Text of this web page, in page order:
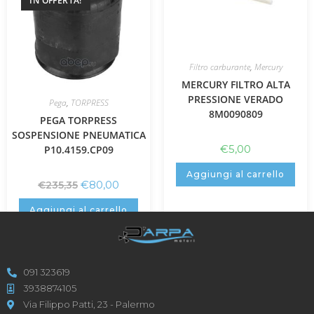
Pega, TORPRESS
PEGA TORPRESS
SOSPENSIONE PNEUMATICA
P10.4159.CP09
€235,35 €80,00
Aggiungi al carrello
Filtro carburante, Mercury
MERCURY FILTRO ALTA
PRESSIONE VERADO
8M0090809
€5,00
Aggiungi al carrello
091 323619
3938874105
Via Filippo Patti, 23 - Palermo